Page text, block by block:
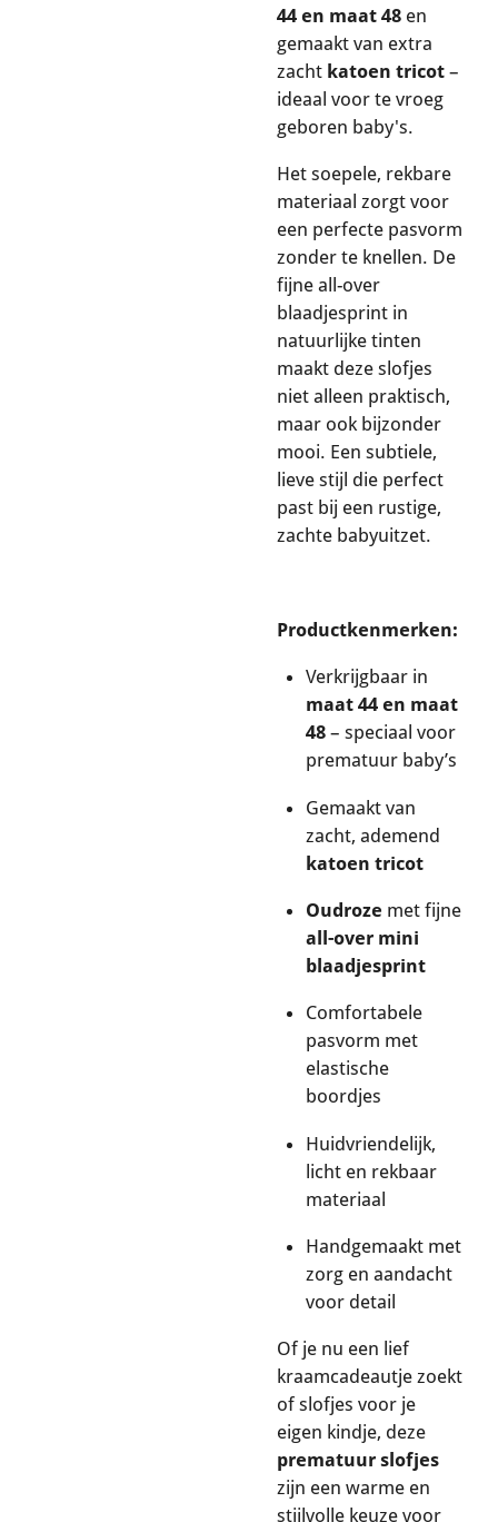
44 en maat 48 en
gemaakt van extra
zacht katoen tricot –
ideaal voor te vroeg
geboren baby's.
Het soepele, rekbare
materiaal zorgt voor
een perfecte pasvorm
zonder te knellen. De
fijne all-over
blaadjesprint in
natuurlijke tinten
maakt deze slofjes
niet alleen praktisch,
maar ook bijzonder
mooi. Een subtiele,
lieve stijl die perfect
past bij een rustige,
zachte babyuitzet.
Productkenmerken:
Verkrijgbaar in
maat 44 en maat
48 – speciaal voor
prematuur baby’s
Gemaakt van
zacht, ademend
katoen tricot
Oudroze met fijne
all-over mini
blaadjesprint
Comfortabele
pasvorm met
elastische
boordjes
Huidvriendelijk,
licht en rekbaar
materiaal
Handgemaakt met
zorg en aandacht
voor detail
Of je nu een lief
kraamcadeautje zoekt
of slofjes voor je
eigen kindje, deze
prematuur slofjes
zijn een warme en
stijlvolle keuze voor